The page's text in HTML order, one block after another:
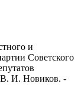
и
Советского
В. И. Новиков. -